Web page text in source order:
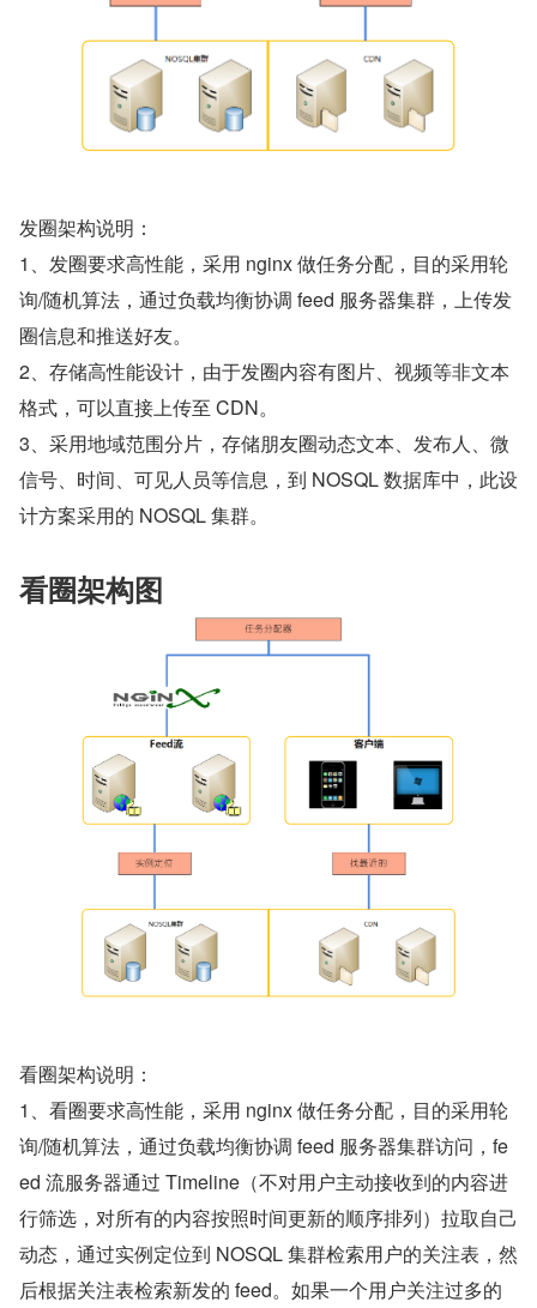
发圈架构说明：
1、发圈要求高性能，采用 nginx 做任务分配，目的采用轮
询/随机算法，通过负载均衡协调 feed 服务器集群，上传发
圈信息和推送好友。
2、存储高性能设计，由于发圈内容有图片、视频等非文本
格式，可以直接上传至 CDN。
3、采用地域范围分片，存储朋友圈动态文本、发布人、微
信号、时间、可见人员等信息，到 NOSQL 数据库中，此设
计方案采用的 NOSQL 集群。
看圈架构图
看圈架构说明：
1、看圈要求高性能，采用 nginx 做任务分配，目的采用轮
询/随机算法，通过负载均衡协调 feed 服务器集群访问，fe
ed 流服务器通过 Timeline（不对用户主动接收到的内容进
行筛选，对所有的内容按照时间更新的顺序排列）拉取自己
动态，通过实例定位到 NOSQL 集群检索用户的关注表，然
后根据关注表检索新发的 feed。如果一个用户关注过多的